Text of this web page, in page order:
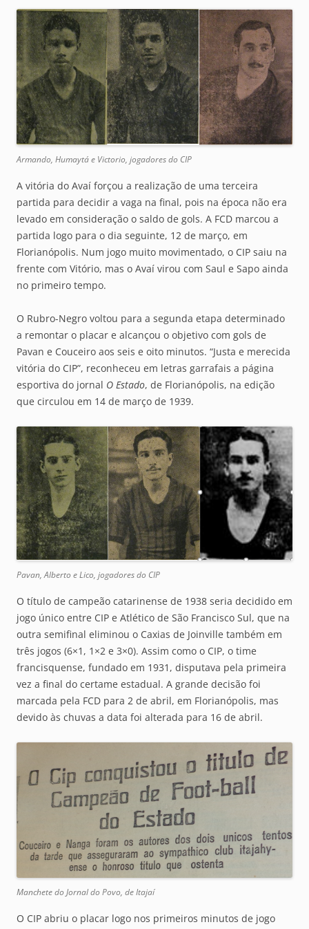
Armando, Humaytá e Victorio, jogadores do CIP
A vitória do Avaí forçou a realização de uma terceira
partida para decidir a vaga na final, pois na época não era
levado em consideração o saldo de gols. A FCD marcou a
partida logo para o dia seguinte, 12 de março, em
Florianópolis. Num jogo muito movimentado, o CIP saiu na
frente com Vitório, mas o Avaí virou com Saul e Sapo ainda
no primeiro tempo.
O Rubro-Negro voltou para a segunda etapa determinado
a remontar o placar e alcançou o objetivo com gols de
Pavan e Couceiro aos seis e oito minutos. “Justa e merecida
vitória do CIP”, reconheceu em letras garrafais a página
esportiva do jornal O Estado, de Florianópolis, na edição
que circulou em 14 de março de 1939.
Pavan, Alberto e Lico, jogadores do CIP
O título de campeão catarinense de 1938 seria decidido em
jogo único entre CIP e Atlético de São Francisco Sul, que na
outra semifinal eliminou o Caxias de Joinville também em
três jogos (6×1, 1×2 e 3×0). Assim como o CIP, o time
francisquense, fundado em 1931, disputava pela primeira
vez a final do certame estadual. A grande decisão foi
marcada pela FCD para 2 de abril, em Florianópolis, mas
devido às chuvas a data foi alterada para 16 de abril.
Manchete do Jornal do Povo, de Itajaí
O CIP abriu o placar logo nos primeiros minutos de jogo